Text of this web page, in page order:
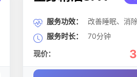
服务功效：
改善睡眠、消
服务时长：
70分钟
现价：